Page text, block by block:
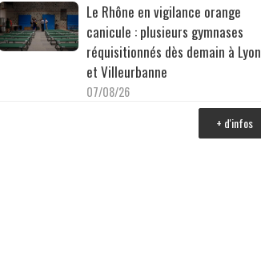
Le Rhône en vigilance orange
canicule : plusieurs gymnases
réquisitionnés dès demain à Lyon
et Villeurbanne
07/08/26
+ d'infos